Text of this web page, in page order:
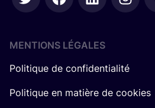
MENTIONS LÉGALES
Politique de confidentialité
Politique en matière de cookies